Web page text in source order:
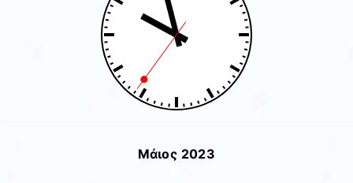
Μάιος 2023